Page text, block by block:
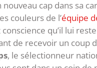
cap dans sa
couleurs de l’équipe
qu’il lui
de recevoir un coup
, le sélectionneur